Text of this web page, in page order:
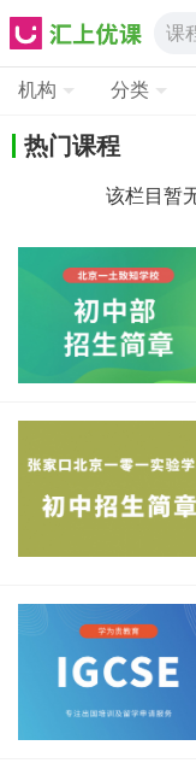
课
机构 分类
热门课程
该栏目暂